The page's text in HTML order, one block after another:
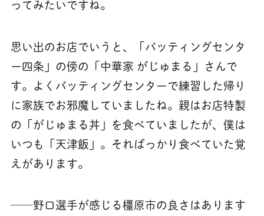
ってみたいですね。
思い出のお店でいうと、「バッティングセンタ
ー四条」の傍の「中華家 がじゅまる」さんで
す。よくバッティングセンターで練習した帰り
に家族でお邪魔していましたね。親はお店特製
の「がじゅまる丼」を食べていましたが、僕は
いつも「天津飯」。そればっかり食べていた覚
えがあります。
──野口選手が感じる橿原市の良さはあります